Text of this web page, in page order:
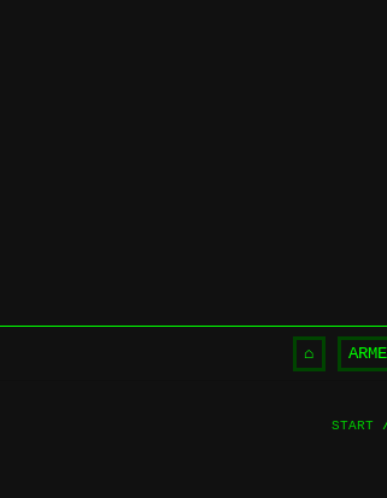
⌂
START